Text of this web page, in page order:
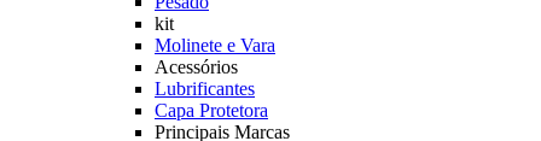
kit
Molinete e Vara
Acessórios
Lubrificantes
Capa Protetora
Principais Marcas